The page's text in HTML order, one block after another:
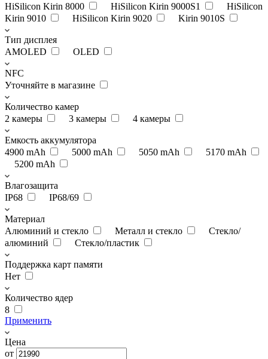
HiSilicon Kirin 8000
HiSilicon Kirin 9000S1
HiSilicon
Kirin 9010
HiSilicon Kirin 9020 Kirin 9010S
Тип дисплея
AMOLED
OLED
NFC
Уточняйте в магазине
Количество камер
2 камеры
3 камеры 4 камеры
Емкость аккумулятора
4900 mAh
5000 mAh 5050 mAh
5170 mAh
5200 mAh
Влагозащита
IP68
IP68/69
Материал
Алюминий и стекло
Металл и стекло
Стекло/
алюминий
Стекло/пластик
Поддержка карт памяти
Нет
Количество ядер
8
Применить
Цена
от